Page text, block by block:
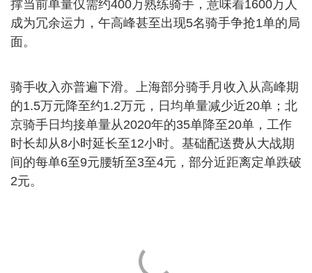
撑当前单量仅需约400万熟练骑手，意味着1600万人
成为冗余运力，午高峰甚至出现5名骑手争抢1单的局
面。
骑手收入亦普遍下滑。上海部分骑手月收入从高峰期
的1.5万元降至约1.2万元，日均单量减少近20单；北
京骑手日均接单量从2020年的35单降至20单，工作
时长却从8小时延长至12小时。基础配送费从大战期
间的每单6至9元腰斩至3至4元，部分近距离定单跌破
2元。